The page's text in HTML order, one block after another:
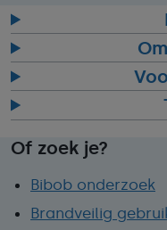
Of zoek je?
Bibob onderzoek
Brandveilig